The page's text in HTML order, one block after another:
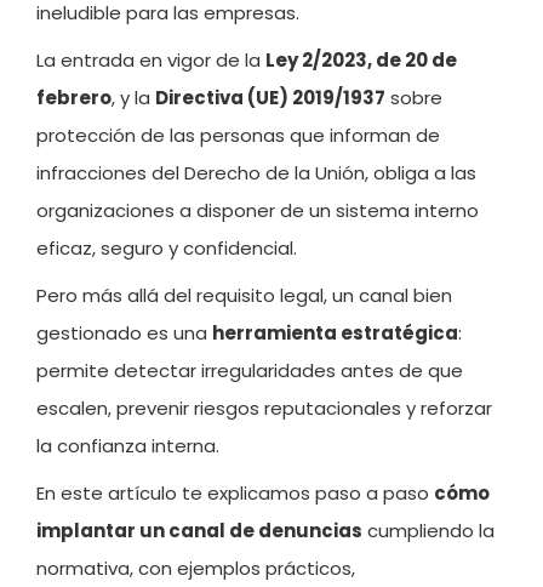
ineludible para las empresas.
La entrada en vigor de la Ley 2/2023, de 20 de
febrero, y la Directiva (UE) 2019/1937 sobre
protección de las personas que informan de
infracciones del Derecho de la Unión, obliga a las
organizaciones a disponer de un sistema interno
eficaz, seguro y confidencial.
Pero más allá del requisito legal, un canal bien
gestionado es una herramienta estratégica:
permite detectar irregularidades antes de que
escalen, prevenir riesgos reputacionales y reforzar
la confianza interna.
En este artículo te explicamos paso a paso cómo
implantar un canal de denuncias cumpliendo la
normativa, con ejemplos prácticos,